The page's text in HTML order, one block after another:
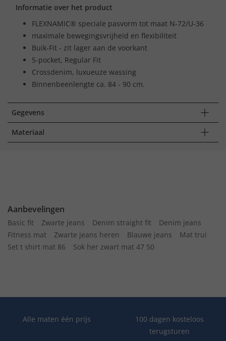
Informatie over het product
FLEXNAMIC® speciale pasvorm tot maat N-72/U-36
maximale bewegingsvrijheid en flexibiliteit
Buik-Fit - zit lager aan de voorkant
5-pocket, Regular Fit
Crossdenim, luxueuze wassing
Binnenbeenlengte ca. 84 - 90 cm.
Gegevens
Materiaal
Aanbevelingen
Basic fit Zwarte jeans Denim straight fit
Denim jeans
Fitness mat
Zwarte jeans heren Blauwe jeans
Mat trui
Set t shirt mat 86
Sok her zwart mat 47 50
Alle maten één prijs
100 dagen kosteloos
terugsturen